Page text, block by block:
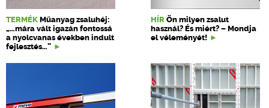
TERMÉK Műanyag zsaluhéj:
„…mára vált igazán fontossá
a nyolcvanas években indult
fejlesztés…”
HÍR Ön milyen zsalut
használ? És miért? – Mondja
el véleményét!